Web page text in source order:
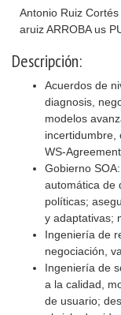
Antonio Ruiz Cortés
aruiz ARROBA us
Descripción:
Acuerdos de
diagnosis,
modelos
incertidumbre,
WS-Agreement.
Gobierno
automática de
políticas;
y adaptativas;
Ingeniería de
negociación,
Ingeniería de
a la calidad,
de usuario;